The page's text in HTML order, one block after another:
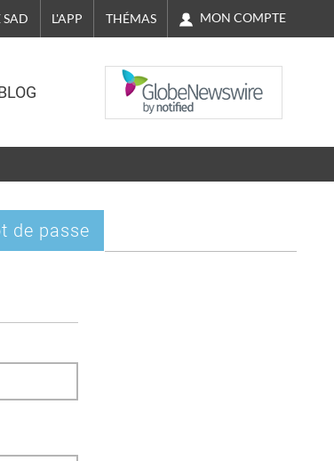
SAD L'APP THÉMAS MON COMPTE
NASDAQ
de passe